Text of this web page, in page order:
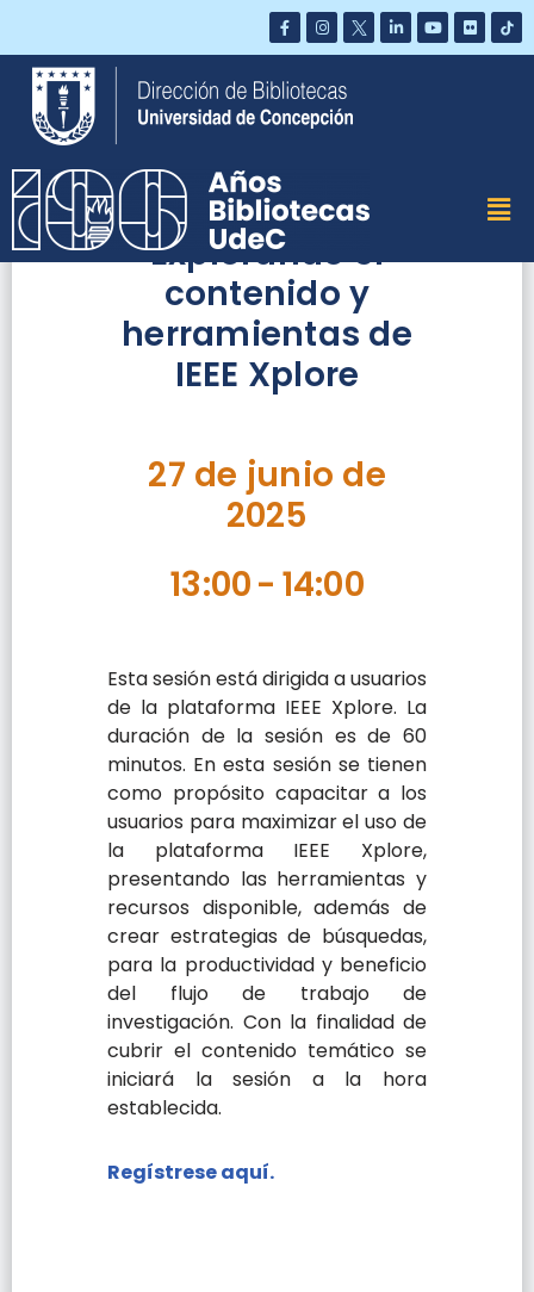
Saltar
contenido
Explorando el
contenido y
herramientas de
IEEE Xplore
27 de junio de
2025
13:00- 14:00
Esta sesión está dirigida a usuarios
de la plataforma IEEE Xplore. La
duración de la sesión es de 60
minutos. En esta sesión se tienen
como propósito capacitar a los
usuarios para maximizar el uso de
la plataforma IEEE Xplore,
presentando las herramientas y
recursos disponible, además de
crear estrategias de búsquedas,
para la productividad y beneficio
del flujo de trabajo de
investigación. Con la finalidad de
cubrir el contenido temático se
iniciará la sesión a la hora
establecida.
Regístrese aquí.